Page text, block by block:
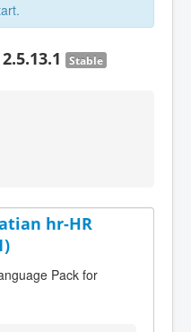
Stable
hr-HR
Pack for